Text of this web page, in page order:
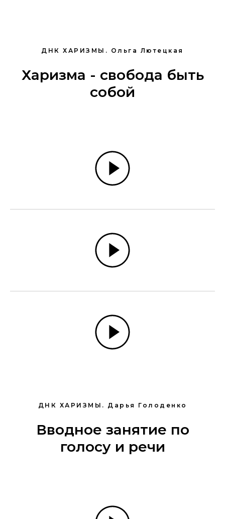
ДНК ХАРИЗМЫ. Ольга Лютецкая
Харизма - свобода быть
собой
ДНК ХАРИЗМЫ. Дарья Голоденко
Вводное занятие по
голосу и речи